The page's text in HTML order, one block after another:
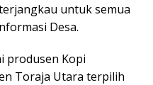
untuk semua
Desa.
produsen Kopi
Toraja Utara terpilih